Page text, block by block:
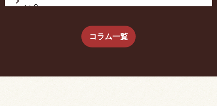
い？
生前に相続放棄すると約束した念書は有効か？
コラム一覧